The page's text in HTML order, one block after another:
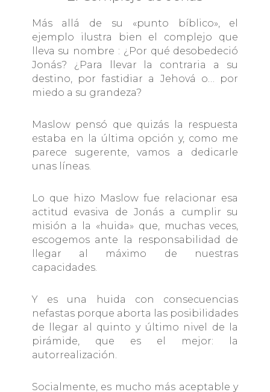
Más allá de su «punto bíblico», el
ejemplo ilustra bien el complejo que
lleva su nombre : ¿Por qué desobedeció
Jonás? ¿Para llevar la contraria a su
destino, por fastidiar a Jehová o… por
miedo a su grandeza?
Maslow pensó que quizás la respuesta
estaba en la última opción y, como me
parece sugerente, vamos a dedicarle
unas líneas.
Lo que hizo Maslow fue relacionar esa
actitud evasiva de Jonás a cumplir su
misión a la «huida» que, muchas veces,
escogemos ante la responsabilidad de
llegar al máximo de nuestras
capacidades.
Y es una huida con consecuencias
nefastas porque aborta las posibilidades
de llegar al quinto y último nivel de la
pirámide, que es el mejor: la
autorrealización.
Socialmente, es mucho más aceptable y